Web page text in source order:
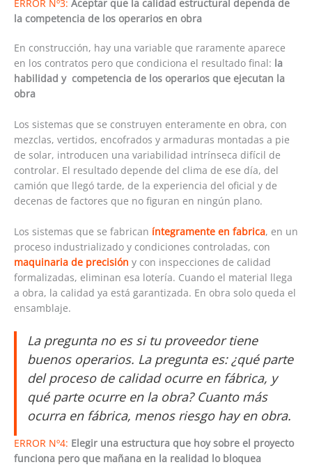
ERROR Nº3: Aceptar que la calidad estructural dependa de
la competencia de los operarios en obra
En construcción, hay una variable que raramente aparece
en los contratos pero que condiciona el resultado final: la
habilidad y competencia de los operarios que ejecutan la
obra
Los sistemas que se construyen enteramente en obra, con
mezclas, vertidos, encofrados y armaduras montadas a pie
de solar, introducen una variabilidad intrínseca difícil de
controlar. El resultado depende del clima de ese día, del
camión que llegó tarde, de la experiencia del oficial y de
decenas de factores que no figuran en ningún plano.
Los sistemas que se fabrican íntegramente en fabrica, en un
proceso industrializado y condiciones controladas, con
maquinaria de precisión y con inspecciones de calidad
formalizadas, eliminan esa lotería. Cuando el material llega
a obra, la calidad ya está garantizada. En obra solo queda el
ensamblaje.
La pregunta no es si tu proveedor tiene
buenos operarios. La pregunta es: ¿qué parte
del proceso de calidad ocurre en fábrica, y
qué parte ocurre en la obra? Cuanto más
ocurra en fábrica, menos riesgo hay en obra.
ERROR Nº4: Elegir una estructura que hoy sobre el proyecto
funciona pero que mañana en la realidad lo bloquea